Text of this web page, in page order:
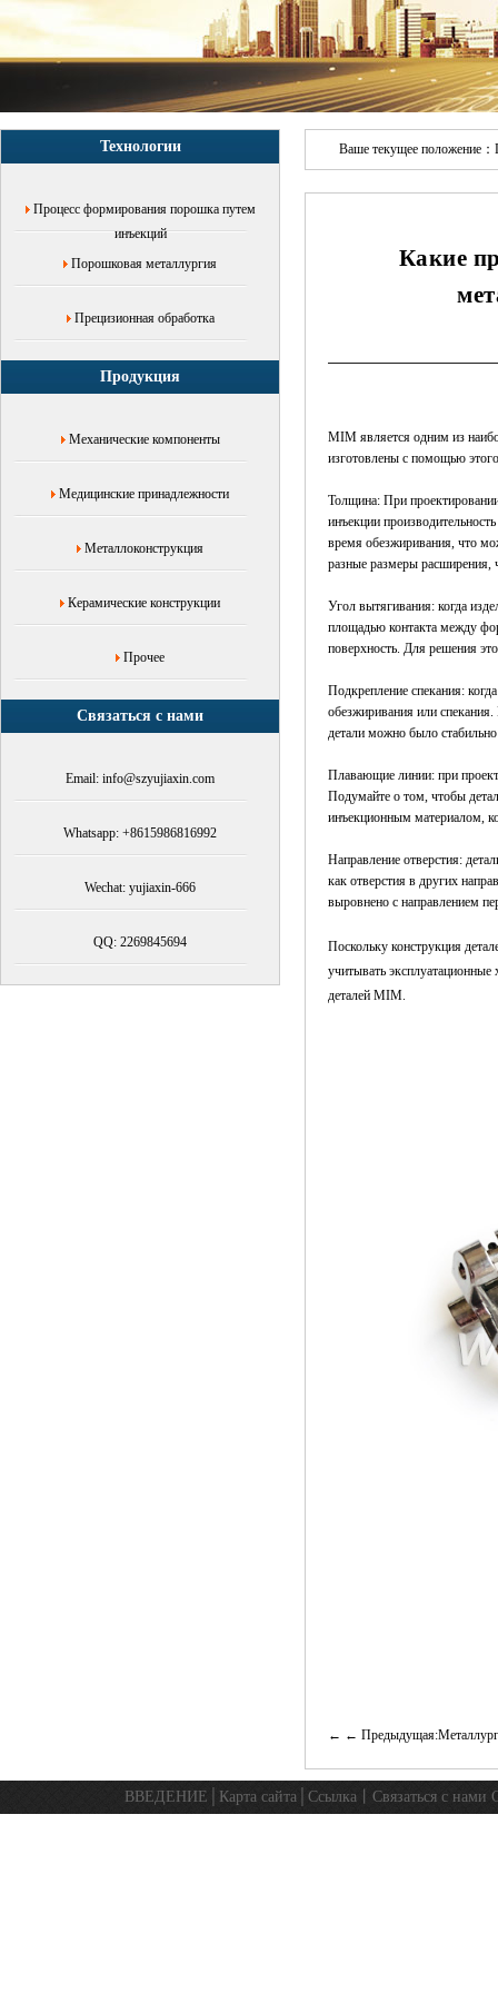
обработки,глубина
вытягивания,Юй
Цзясинь
обработка,индивидуальный
завод
предоставления
чертежей
Технологии
Процесс формирования порошка путем
инъекций
Порошковая металлургия
Прецизионная обработка
Продукция
Механические компоненты
Медицинские принадлежности
Металлоконструкция
Керамические конструкции
Прочее
Связаться с нами
Email: info@szyujiaxin.com
Whatsapp: +8615986816992
Wechat: yujiaxin-666
QQ: 2269845694
Ваше текущее положение：
Какие
MIM является одним из
изготовлены с помощью
Толщина: При
инъекции
время обезжиривания, что
разные размеры расширения,
Угол вытягивания: когда
площадью контакта между
поверхность. Для решения
Подкрепление спекания:
обезжиривания или
детали можно было
Плавающие линии: при
Подумайте о том, чтобы
инъекционным материалом,
Направление отверстия:
как отверстия в других
выровнено с направлением
Поскольку конструкция
учитывать эксплуатационные
деталей MIM.
←
ВВЕДЕНИЕ Карта сайта Ссылка Связаться с нами